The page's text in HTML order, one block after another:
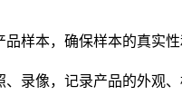
样本，确保样本的真实性
录像，记录产品的外观、